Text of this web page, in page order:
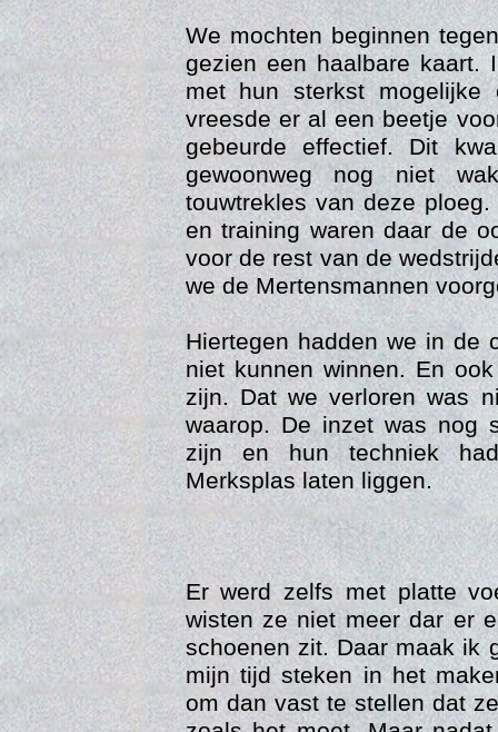
We mochten beginnen
gezien een haalbare kaart.
met hun sterkst mogelijke
vreesde er al een beetje
gebeurde effectief. Dit
gewoonweg nog niet
touwtrekles van deze
en training waren daar de
voor de rest van de
we de Mertensmannen
Hiertegen hadden we in de
niet kunnen winnen. En
zijn. Dat we verloren was
waarop. De inzet was nog
zijn en hun techniek
Merksplas laten liggen.
Er werd zelfs met platte
wisten ze niet meer dar er
schoenen zit. Daar maak ik
mijn tijd steken in het
om dan vast te stellen dat